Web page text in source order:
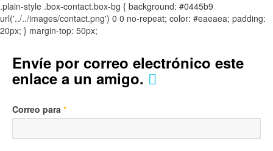
.plain-style .box-contact.box-bg { background: #0445b9
url('../../images/contact.png') 0 0 no-repeat; color: #eaeaea; padding:
20px; } margin-top: 50px;
Envíe por correo electrónico este
enlace a un amigo.
Correo para *